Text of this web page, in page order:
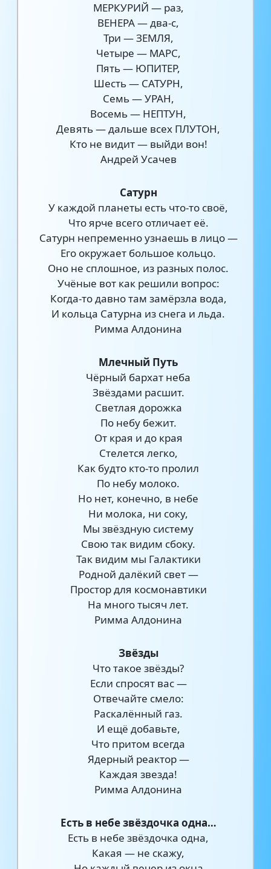
МЕРКУРИЙ — раз,
ВЕНЕРА — два-с,
Три — ЗЕМЛЯ,
Четыре — МАРС,
Пять — ЮПИТЕР,
Шесть — САТУРН,
Семь — УРАН,
Восемь — НЕПТУН,
Девять — дальше всех ПЛУТОН,
Кто не видит — выйди вон!
Андрей Усачев
Сатурн
У каждой планеты есть что-то своё,
Что ярче всего отличает её.
Сатурн непременно узнаешь в лицо —
Его окружает большое кольцо.
Оно не сплошное, из разных полос.
Учёные вот как решили вопрос:
Когда-то давно там замёрзла вода,
И кольца Сатурна из снега и льда.
Римма Алдонина
Млечный Путь
Чёрный бархат неба
Звёздами расшит.
Светлая дорожка
По небу бежит.
От края и до края
Стелется легко,
Как будто кто-то пролил
По небу молоко.
Но нет, конечно, в небе
Ни молока, ни соку,
Мы звёздную систему
Свою так видим сбоку.
Так видим мы Галактики
Родной далёкий свет —
Простор для космонавтики
На много тысяч лет.
Римма Алдонина
Звёзды
Что такое звёзды?
Если спросят вас —
Отвечайте смело:
Раскалённый газ.
И ещё добавьте,
Что притом всегда
Ядерный реактор —
Каждая звезда!
Римма Алдонина
Есть в небе звёздочка одна…
Есть в небе звёздочка одна,
Какая — не скажу,